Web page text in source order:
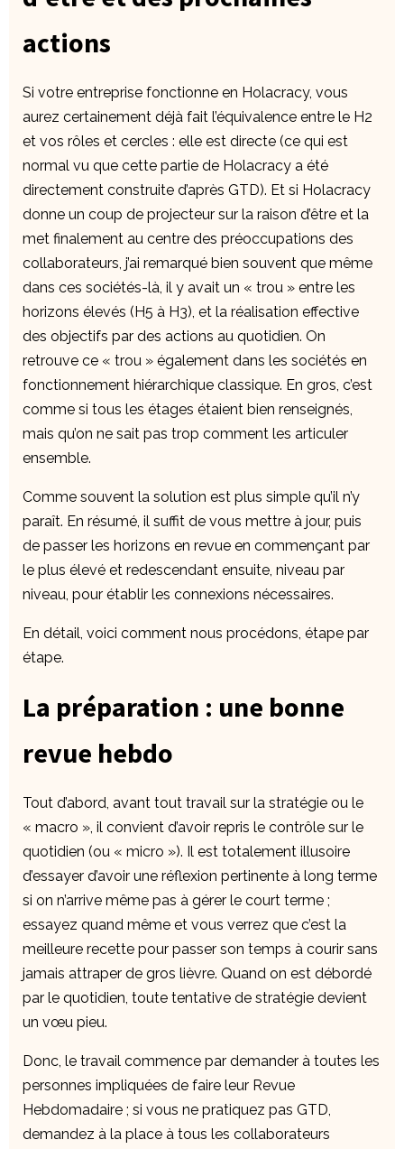
actions
Si votre entreprise fonctionne en Holacracy, vous
aurez certainement déjà fait l’équivalence entre le H2
et vos rôles et cercles : elle est directe (ce qui est
normal vu que cette partie de Holacracy a été
directement construite d’après GTD). Et si Holacracy
donne un coup de projecteur sur la raison d’être et la
met finalement au centre des préoccupations des
collaborateurs, j’ai remarqué bien souvent que même
dans ces sociétés-là, il y avait un « trou » entre les
horizons élevés (H5 à H3), et la réalisation effective
des objectifs par des actions au quotidien. On
retrouve ce « trou » également dans les sociétés en
fonctionnement hiérarchique classique. En gros, c’est
comme si tous les étages étaient bien renseignés,
mais qu’on ne sait pas trop comment les articuler
ensemble.
Comme souvent la solution est plus simple qu’il n’y
paraît. En résumé, il suffit de vous mettre à jour, puis
de passer les horizons en revue en commençant par
le plus élevé et redescendant ensuite, niveau par
niveau, pour établir les connexions nécessaires.
En détail, voici comment nous procédons, étape par
étape.
La préparation : une bonne
revue hebdo
Tout d’abord, avant tout travail sur la stratégie ou le
« macro », il convient d’avoir repris le contrôle sur le
quotidien (ou « micro »). Il est totalement illusoire
d’essayer d’avoir une réflexion pertinente à long terme
si on n’arrive même pas à gérer le court terme ;
essayez quand même et vous verrez que c’est la
meilleure recette pour passer son temps à courir sans
jamais attraper de gros lièvre. Quand on est débordé
par le quotidien, toute tentative de stratégie devient
un vœu pieu.
Donc, le travail commence par demander à toutes les
personnes impliquées de faire leur Revue
Hebdomadaire ; si vous ne pratiquez pas GTD,
demandez à la place à tous les collaborateurs